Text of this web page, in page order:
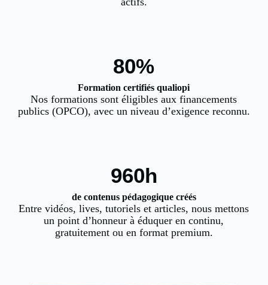
100%
Formation certifiés qualiopi
Nos formations sont éligibles aux financements
publics (OPCO), avec un niveau d’exigence reconnu.
1,000h
de contenus pédagogique créés
Entre vidéos, lives, tutoriels et articles, nous mettons
un point d’honneur à éduquer en continu,
gratuitement ou en format premium.